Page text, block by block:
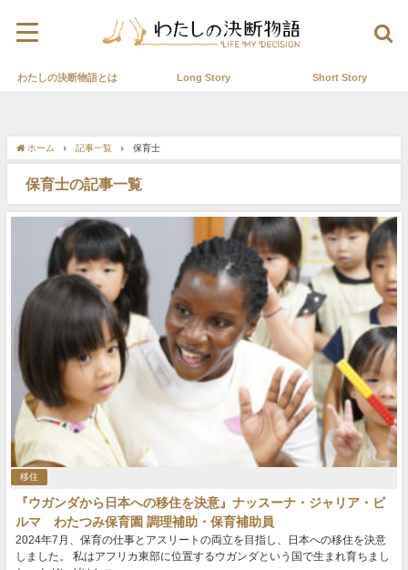
わたしの決断物語とは Long Story Short Story
ホーム 記事一覧 保育士
保育士の記事一覧
移住
『ウガンダから日本への移住を決意』ナッスーナ・ジャリア・ビ
ルマ わたつみ保育園 調理補助・保育補助員
2024年7月、保育の仕事とアスリートの両⽴を⽬指し、⽇本への移住を決意
しました。 私はアフリカ東部に位置するウガンダという国で生まれ育ちまし